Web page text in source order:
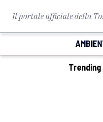
Il portale ufficiale della